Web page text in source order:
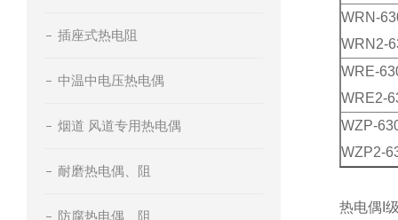
插座式热电阻
中温中电压热电偶
烟道 风道专用热电偶
耐磨热电偶、阻
防腐热电偶、阻
WRN-
WRN2-
WRE-
WRE2-
WZP-
WZP2-
热电偶I